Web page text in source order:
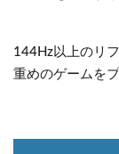
144Hz以上のリ
重めのゲームを